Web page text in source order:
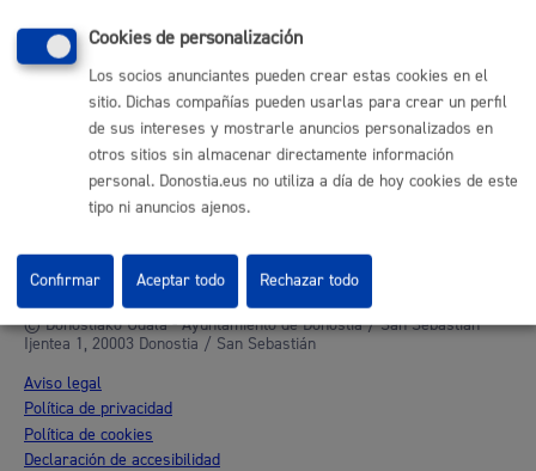
Donostia Kultura
Donostia Turismo
Fomento de San Sebastián
Síguenos en redes sociales
© Donostiako Udala - Ayuntamiento de Donostia / San Sebastián
Ijentea 1, 20003 Donostia / San Sebastián
Aviso legal
Política de privacidad
Política de cookies
Declaración de accesibilidad
Cookies de personalización
Los socios anunciantes pueden crear estas cookies en el
sitio. Dichas compañías pueden usarlas para crear un perfil
de sus intereses y mostrarle anuncios personalizados en
otros sitios sin almacenar directamente información
personal. Donostia.eus no utiliza a día de hoy cookies de este
tipo ni anuncios ajenos.
Rechazar todo
Confirmar Aceptar todo